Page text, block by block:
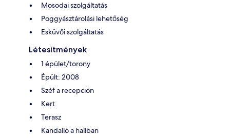
Mosodai szolgáltatás
Poggyásztárolási lehetőség
Esküvői szolgáltatás
Létesítmények
1 épület/torony
Épült: 2008
Széf a recepción
Kert
Terasz
Kandalló a hallban